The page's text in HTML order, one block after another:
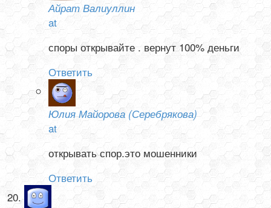
Айрат Валиуллин
at
споры открывайте . вернут 100% деньги
Ответить
Юлия Майорова (Серебрякова)
at
открывать спор.это мошенники
Ответить